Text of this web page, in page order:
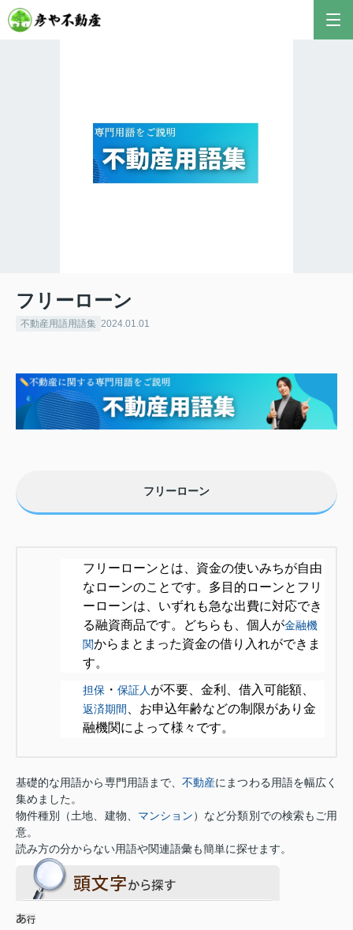
フリーローン
不動産用語用語集 2024.01.01
フリーローン
フリーローンとは、資金の使いみちが自由
なローンのことです。多目的ローンとフリ
ーローンは、いずれも急な出費に対応でき
る融資商品です。どちらも、個人が金融機
関からまとまった資金の借り入れができま
す。
担保 ・ 保証人 が不要、金利、借入可能額、
返済期間 、お申込年齢などの制限があり金
融機関によって様々です。
基礎的な用語から専門用語まで、不動産にまつわる用語を幅広く
集めました。
物件種別（土地、建物、 マンション）など分類別での検索もご用
意。
読み方の分からない用語や関連語彙も簡単に探せます。
おすすめ不動産AIコンテンツとして、膨大なデータ
から最適なご提案を導き出します✨
不動産の売却や購入など、何でもお気軽にご相談く